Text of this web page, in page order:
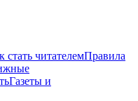
стать читателемПравила
Газеты и